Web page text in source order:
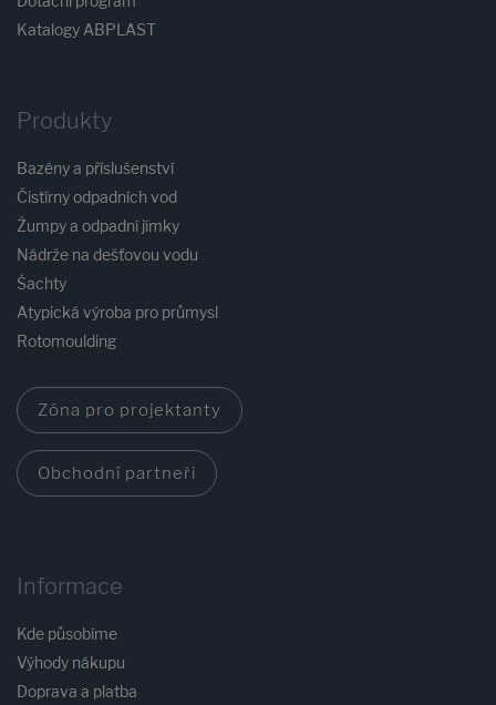
Katalogy ABPLAST
Produkty
Bazény a příslušenství
Čistírny odpadních vod
Žumpy a odpadní jímky
Nádrže na dešťovou vodu
Šachty
Atypická výroba pro průmysl
Rotomoulding
Zóna pro projektanty
Obchodní partneři
Informace
Kde působíme
Výhody nákupu
Doprava a platba